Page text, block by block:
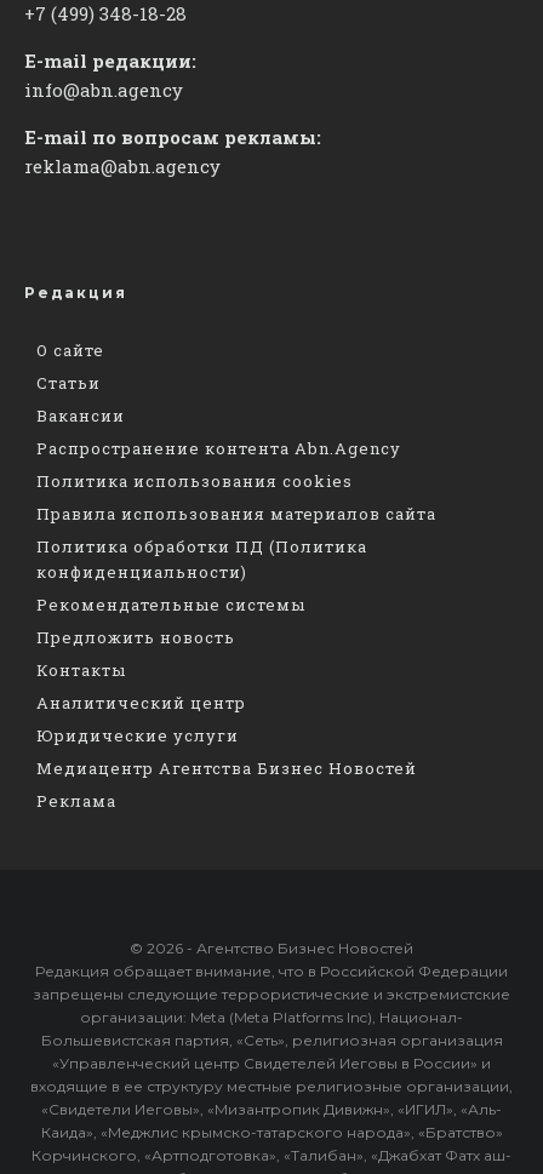
+7 (499) 348-18-28
E-mail редакции:
info@abn.agency
E-mail по вопросам рекламы:
reklama@abn.agency
Редакция
О сайте
Статьи
Вакансии
Распространение контента Abn.Agency
Политика использования cookies
Правила использования материалов сайта
Политика обработки ПД (Политика
конфиденциальности)
Рекомендательные системы
Предложить новость
Контакты
Аналитический центр
Юридические услуги
Медиацентр Агентства Бизнес Новостей
Реклама
© 2026 - Агентство Бизнес Новостей
Редакция обращает внимание, что в Российской Федерации
запрещены следующие террористические и экстремистские
организации: Meta (Meta Platforms Inc), Национал-
Большевистская партия, «Сеть», религиозная организация
«Управленческий центр Свидетелей Иеговы в России» и
входящие в ее структуру местные религиозные организации,
«Свидетели Иеговы», «Мизантропик Дивижн», «ИГИЛ», «Аль-
Каида», «Меджлис крымско-татарского народа», «Братство»
Корчинского, «Артподготовка», «Талибан», «Джабхат Фатх аш-